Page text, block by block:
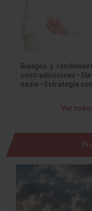
Riesgos y
contradicciones •
nadie • Estrategia
Ver